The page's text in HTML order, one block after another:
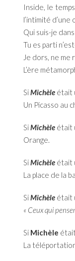
Inside, le
l’intimité
Qui suis-je
Tu es parti
Je dors, ne me
L’ère
SiMichèle était
Un Picasso au
SiMichèle était
Orange.
SiMichèle était
La place de la
SiMichèle était
« Ceux qui
Si Michèle
La